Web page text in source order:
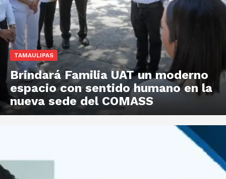
TAMAULIPAS
Brindará Familia UAT un moderno
espacio con sentido humano en la
nueva sede del COMASS